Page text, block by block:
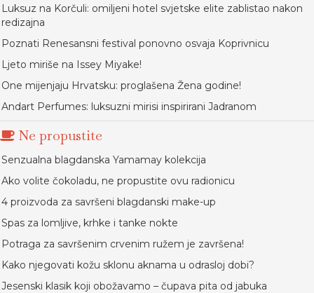
Luksuz na Korčuli: omiljeni hotel svjetske elite zablistao nakon
redizajna
Poznati Renesansni festival ponovno osvaja Koprivnicu
Ljeto miriše na Issey Miyake!
One mijenjaju Hrvatsku: proglašena Žena godine!
Andart Perfumes: luksuzni mirisi inspirirani Jadranom
Ne propustite
Senzualna blagdanska Yamamay kolekcija
Ako volite čokoladu, ne propustite ovu radionicu
4 proizvoda za savršeni blagdanski make-up
Spas za lomljive, krhke i tanke nokte
Potraga za savršenim crvenim ružem je završena!
Kako njegovati kožu sklonu aknama u odrasloj dobi?
Jesenski klasik koji obožavamo – čupava pita od jabuka